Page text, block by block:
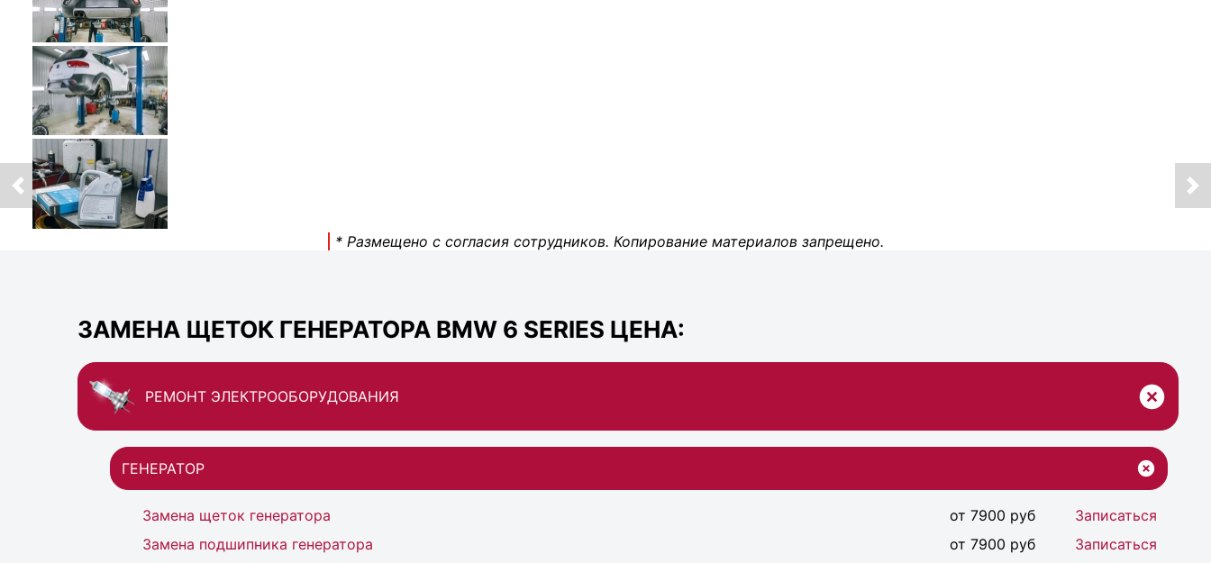
* Размещено с согласия сотрудников. Копирование материалов запрещено.
ЗАМЕНА ЩЕТОК ГЕНЕРАТОРА BMW 6 SERIES ЦЕНА:
РЕМОНТ ЭЛЕКТРООБОРУДОВАНИЯ
ГЕНЕРАТОР
Замена щеток генератора от 7900 руб
Записаться
Замена подшипника генератора
от 7900 руб
Записаться